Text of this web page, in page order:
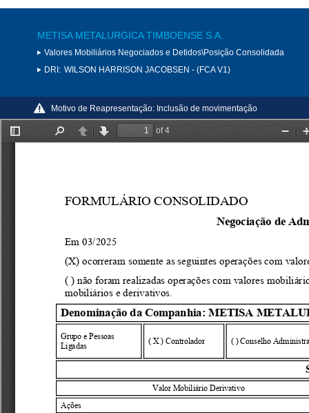
METISA METALURGICA TIMBOENSE S.A.
Valores Mobiliários Negociados e Detidos\Posição Consolidada
DRI: WILSON HARRISON JACOBSEN - (FCA V1)
Motivo de Reapresentação: Inclusão de movimentação